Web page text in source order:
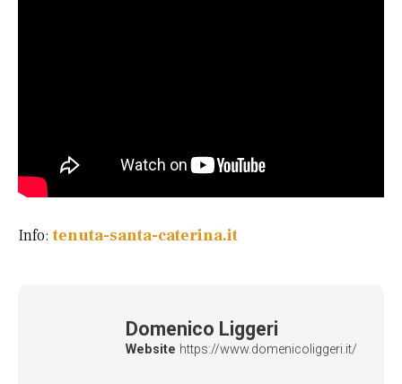
Info: tenuta-santa-caterina.it
Domenico Liggeri
Website https://www.domenicoliggeri.it/